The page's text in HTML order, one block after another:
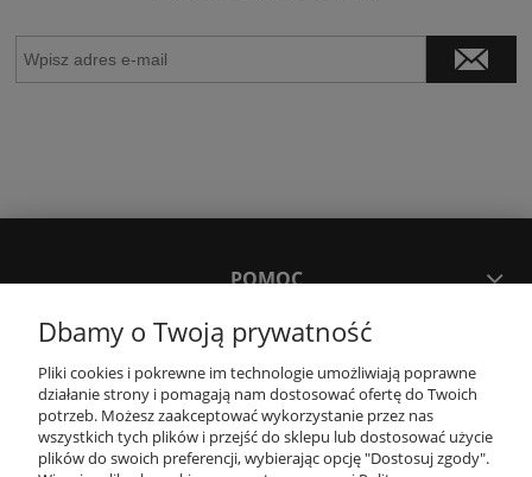
POMOC
MOJE KONTO
PŁATNOŚCI I DOSTAWA
Dbamy o Twoją prywatność
Pliki cookies i pokrewne im technologie umożliwiają poprawne
działanie strony i pomagają nam dostosować ofertę do Twoich
potrzeb. Możesz zaakceptować wykorzystanie przez nas
wszystkich tych plików i przejść do sklepu lub dostosować użycie
plików do swoich preferencji, wybierając opcję "Dostosuj zgody".